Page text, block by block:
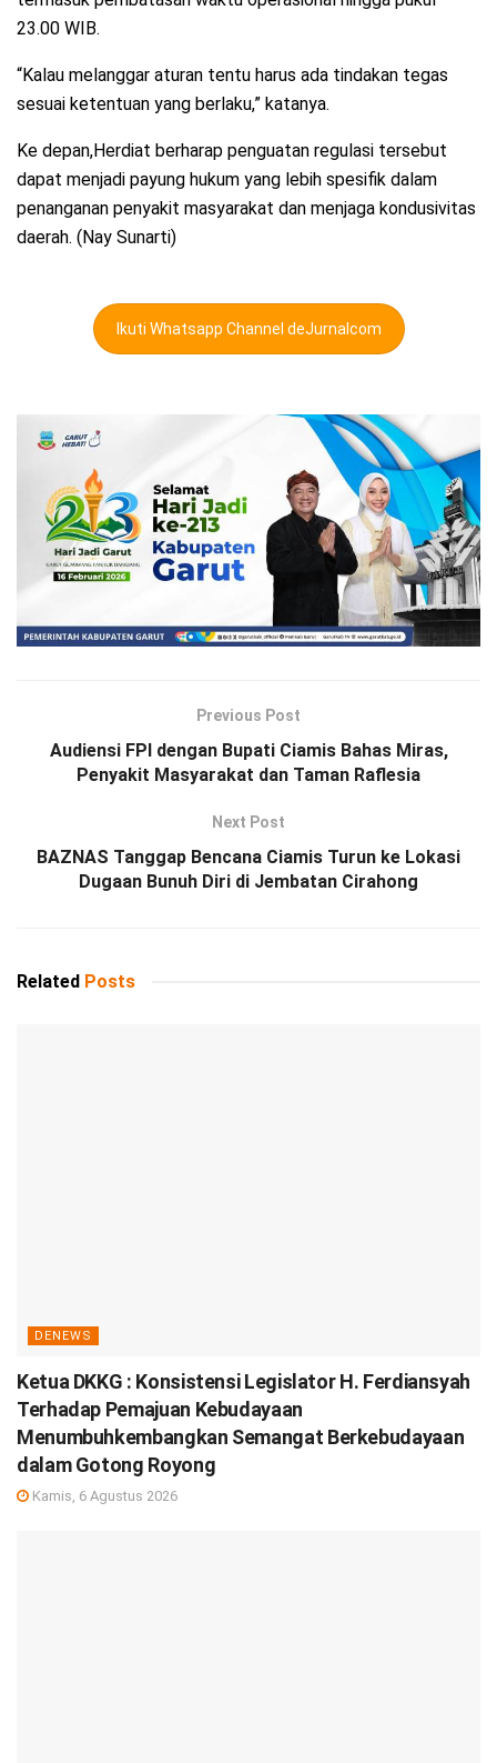
23.00 WIB.
“Kalau melanggar aturan tentu harus ada tindakan tegas
sesuai ketentuan yang berlaku,” katanya.
Ke depan,Herdiat berharap penguatan regulasi tersebut
dapat menjadi payung hukum yang lebih spesifik dalam
penanganan penyakit masyarakat dan menjaga kondusivitas
daerah. (Nay Sunarti)
Ikuti Whatsapp Channel deJurnalcom
Previous Post
Audiensi FPI dengan Bupati Ciamis Bahas Miras,
Penyakit Masyarakat dan Taman Raflesia
Next Post
BAZNAS Tanggap Bencana Ciamis Turun ke Lokasi
Dugaan Bunuh Diri di Jembatan Cirahong
Related Posts
DENEWS
Ketua DKKG : Konsistensi Legislator H. Ferdiansyah
Terhadap Pemajuan Kebudayaan
Menumbuhkembangkan Semangat Berkebudayaan
dalam Gotong Royong
Kamis, 6 Agustus 2026